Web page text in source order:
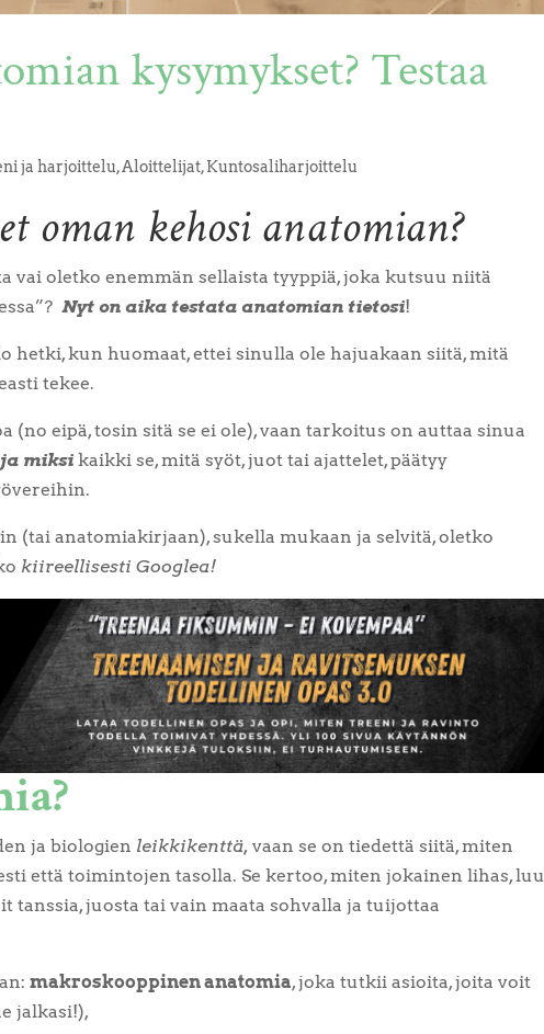
kysymykset? Testaa
ja harjoittelu,Aloittelijat,Kuntosaliharjoittelu
oman kehosi anatomian?
vai oletko enemmän sellaista tyyppiä, joka kutsuu niitä
Nyt on aika testata anatomian tietosi!
hetki, kun huomaat, ettei sinulla ole hajuakaan siitä, mitä
tekee.
(no eipä, tosin sitä se ei ole), vaan tarkoitus on auttaa sinua
miksi kaikki se, mitä syöt, juot tai ajattelet, päätyy
(tai anatomiakirjaan), sukella mukaan ja selvitä, oletko
kiireellisesti Googlea!
ja biologien leikkikenttä, vaan se on tiedettä siitä, miten
että toimintojen tasolla. Se kertoo, miten jokainen lihas, luu
tanssia, juosta tai vain maata sohvalla ja tuijottaa
makroskooppinen anatomia, joka tutkii asioita, joita voit
jalkasi!),